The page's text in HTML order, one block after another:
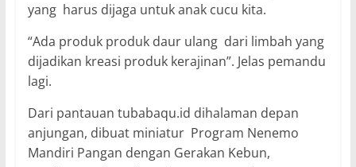
yang harus dijaga untuk anak cucu kita.
“Ada produk produk daur ulang dari limbah yang
dijadikan kreasi produk kerajinan”. Jelas pemandu
lagi.
Dari pantauan tubabaqu.id dihalaman depan
anjungan, dibuat miniatur Program Nenemo
Mandiri Pangan dengan Gerakan Kebun,